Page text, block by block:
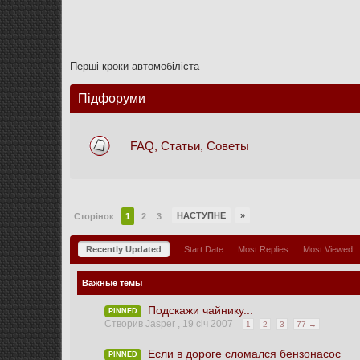
Перші кроки автомобіліста
Підфоруми
FAQ, Статьи, Советы
Сторінок 1 2 3 НАСТУПНЕ »
Recently Updated Start Date Most Replies Most Viewed
Важные темы
PINNED Подскажи чайнику...
Створив Jasper , 19 січ 2007 1 2 3 77 →
PINNED Если в дороге сломался бензонасос